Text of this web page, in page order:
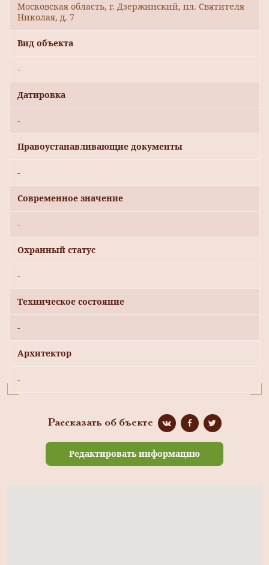
Московская область, г. Дзержинский, пл. Святителя
Николая, д. 7
Вид объекта
-
Датировка
-
Правоустанавливающие документы
-
Современное значение
-
Охранный статус
-
Техническое состояние
-
Архитектор
-
Рассказать об бъекте
Редактировать информацию